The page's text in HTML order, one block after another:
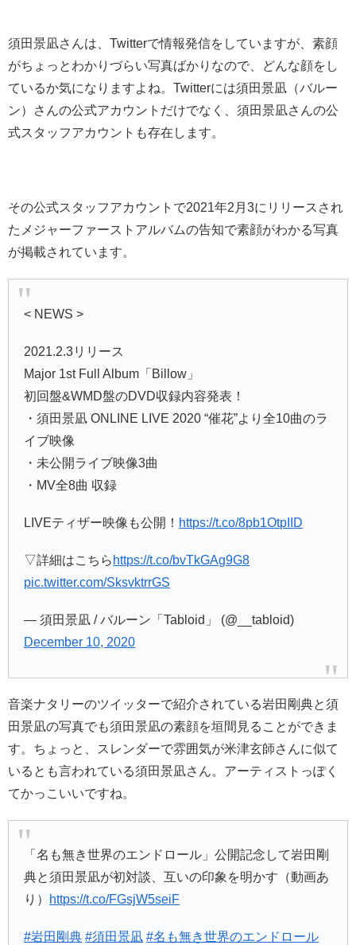
須田景凪さんは、Twitterで情報発信をしていますが、素顔
がちょっとわかりづらい写真ばかりなので、どんな顔をし
ているか気になりますよね。Twitterには須田景凪（バルー
ン）さんの公式アカウントだけでなく、須田景凪さんの公
式スタッフアカウントも存在します。
その公式スタッフアカウントで2021年2月3にリリースされ
たメジャーファーストアルバムの告知で素顔がわかる写真
が掲載されています。
< NEWS >
2021.2.3リリース
Major 1st Full Album「Billow」
初回盤&WMD盤のDVD収録内容発表！
・須田景凪 ONLINE LIVE 2020 “催花”より全10曲のラ
イブ映像
・未公開ライブ映像3曲
・MV全8曲 収録
LIVEティザー映像も公開！ https://t.co/8pb1OtpIID
▽詳細はこちら https://t.co/bvTkGAg9G8
pic.twitter.com/SksvktrrGS
— 須田景凪 / バルーン「Tabloid」 (@__tabloid)
December 10, 2020
音楽ナタリーのツイッターで紹介されている岩田剛典と須
田景凪の写真でも須田景凪の素顔を垣間見ることができま
す。ちょっと、スレンダーで雰囲気が米津玄師さんに似て
いるとも言われている須田景凪さん。アーティストっぽく
てかっこいいですね。
「名も無き世界のエンドロール」公開記念して岩田剛
典と須田景凪が初対談、互いの印象を明かす（動画あ
り）
https://t.co/FGsjW5seiF
#岩田剛典 #須田景凪 #名も無き世界のエンドロール